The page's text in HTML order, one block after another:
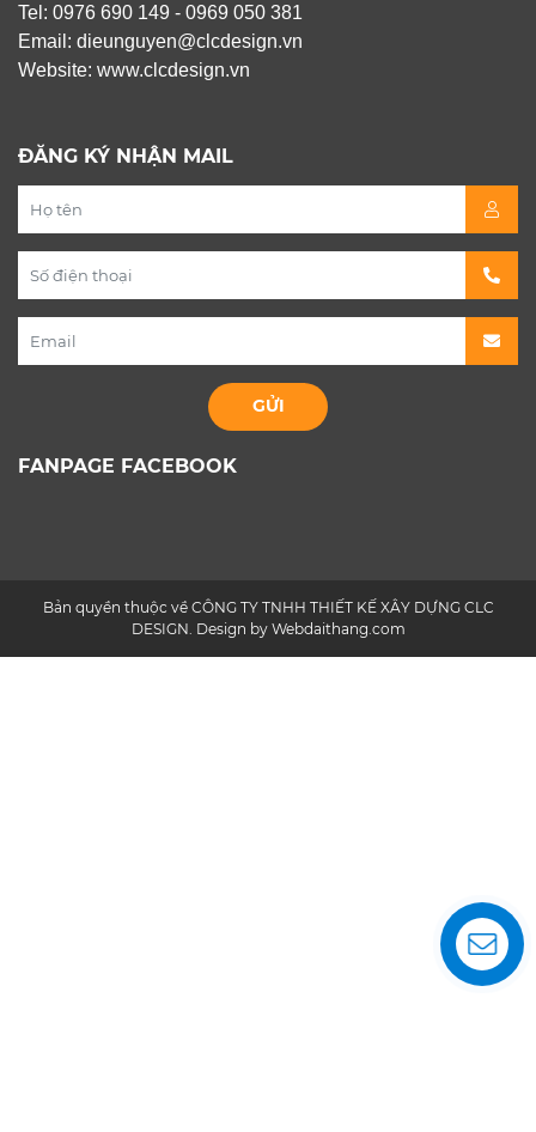
Tel: 0976 690 149 - 0969 050 381
Email: dieunguyen@clcdesign.vn
Website: www.clcdesign.vn
ĐĂNG KÝ NHẬN MAIL
FANPAGE FACEBOOK
Bản quyền thuộc về CÔNG TY TNHH THIẾT KẾ XÂY DỰNG CLC
DESIGN. Design by Webdaithang.com